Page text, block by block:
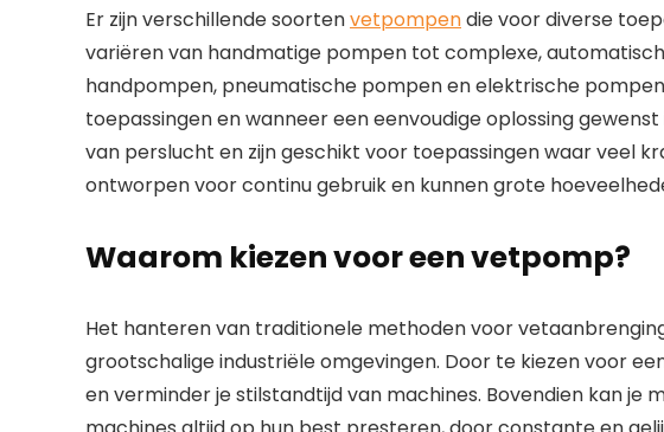
Er zijn verschillende soortenvetpompendie voor diverse
variëren van handmatige pompen tot complexe,
handpompen, pneumatische pompen en elektrische
toepassingen en wanneer een eenvoudige oplossing
van perslucht en zijn geschikt voor toepassingen waar veel
ontworpen voor continu gebruik en kunnen grote
Waarom kiezen voor een vetpomp?
Het hanteren van traditionele methoden voor
grootschalige industriële omgevingen. Door te kiezen voor
en verminder je stilstandtijd van machines. Bovendien kan je